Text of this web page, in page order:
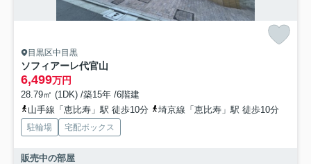
目黒区中目黒
ソフィアーレ代官山
6,499万円
28.79㎡ (1DK) /築15年 /6階建
山手線「恵比寿」駅 徒歩10分
埼京線「恵比寿」駅 徒歩10分
駐輪場 宅配ボックス
販売中の部屋